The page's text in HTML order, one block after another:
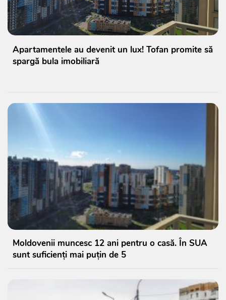
Apartamentele au devenit un lux! Tofan promite să
spargă bula imobiliară
Moldovenii muncesc 12 ani pentru o casă. În SUA
sunt suficienți mai puțin de 5